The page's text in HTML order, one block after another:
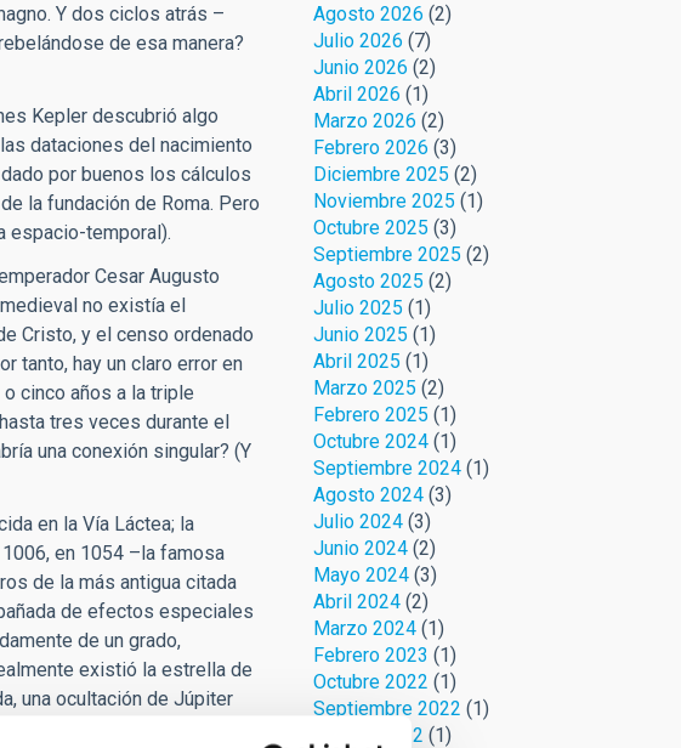
Y dos ciclos atrás –
de esa manera?
Kepler descubrió algo
dataciones del nacimiento
por buenos los cálculos
la fundación de Roma. Pero
espacio-temporal).
Cesar Augusto
no existía el
Cristo, y el censo ordenado
tanto, hay un claro error en
cinco años a la triple
tres veces durante el
una conexión singular? (Y
en la Vía Láctea; la
en 1054 –la famosa
de la más antigua citada
de efectos especiales
de un grado,
existió la estrella de
una ocultación de Júpiter
(alrededor del año 5 a.C.)
Agosto 2026 (2)
Julio 2026 (7)
Junio 2026 (2)
Abril 2026 (1)
Marzo 2026 (2)
Febrero 2026 (3)
Diciembre 2025 (2)
Noviembre 2025 (1)
Octubre 2025 (3)
Septiembre 2025 (2)
Agosto 2025 (2)
Julio 2025 (1)
Junio 2025 (1)
Abril 2025 (1)
Marzo 2025 (2)
Febrero 2025 (1)
Octubre 2024(1)
Septiembre 2024(1)
Agosto 2024(3)
Julio 2024(3)
Junio 2024(2)
Mayo 2024(3)
Abril 2024(2)
Marzo 2024(1)
Febrero 2023 (1)
Octubre 2022 (1)
Septiembre 2022 (1)
Agosto 2022 (1)